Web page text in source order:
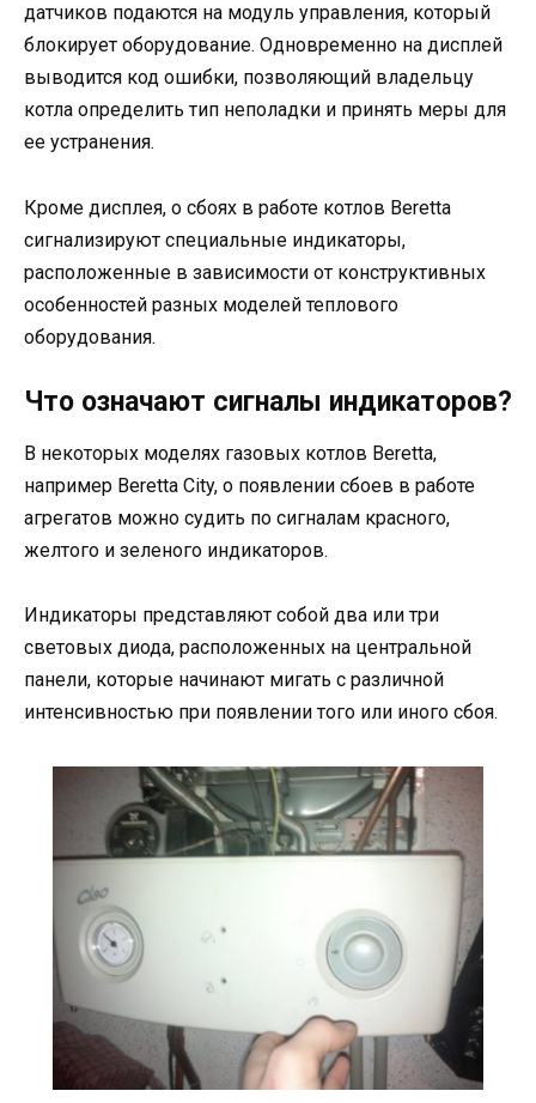
датчиков подаются на модуль управления, который
блокирует оборудование. Одновременно на дисплей
выводится код ошибки, позволяющий владельцу
котла определить тип неполадки и принять меры для
ее устранения.
Кроме дисплея, о сбоях в работе котлов Beretta
сигнализируют специальные индикаторы,
расположенные в зависимости от конструктивных
особенностей разных моделей теплового
оборудования.
Что означают сигналы индикаторов?
В некоторых моделях газовых котлов Beretta,
например Beretta City, о появлении сбоев в работе
агрегатов можно судить по сигналам красного,
желтого и зеленого индикаторов.
Индикаторы представляют собой два или три
световых диода, расположенных на центральной
панели, которые начинают мигать с различной
интенсивностью при появлении того или иного сбоя.